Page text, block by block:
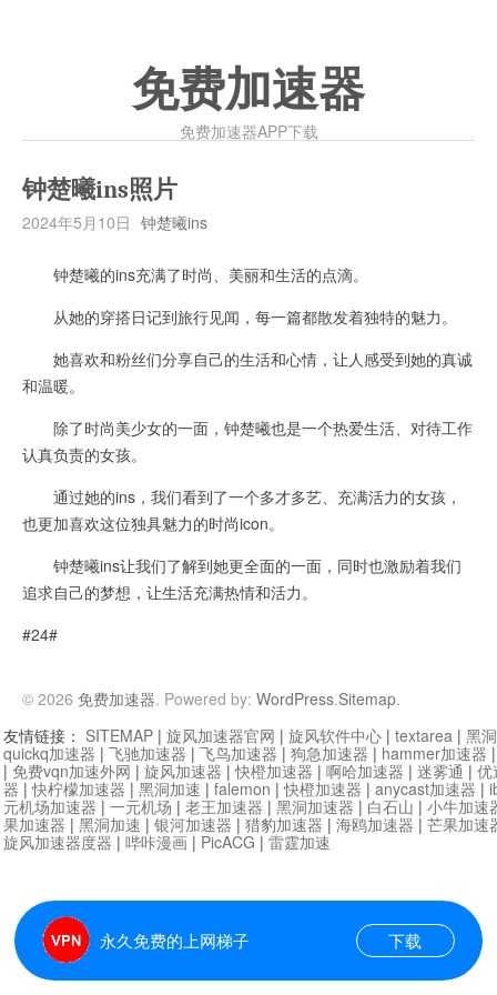
免费加速器
免费加速器APP下载
钟楚曦ins照片
2024年5月10日 钟楚曦ins
钟楚曦的ins充满了时尚、美丽和生活的点滴。
从她的穿搭日记到旅行见闻，每一篇都散发着独特的魅力。
她喜欢和粉丝们分享自己的生活和心情，让人感受到她的真诚
和温暖。
除了时尚美少女的一面，钟楚曦也是一个热爱生活、对待工作
认真负责的女孩。
通过她的ins，我们看到了一个多才多艺、充满活力的女孩，
也更加喜欢这位独具魅力的时尚icon。
钟楚曦ins让我们了解到她更全面的一面，同时也激励着我们
追求自己的梦想，让生活充满热情和活力。
#24#
© 2026 免费加速器. Powered by: WordPress.Sitemap.
永久免费的上网梯子 下载
友情链接： SITEMAP | 旋风加速器官网 | 旋风软件中心 | textarea | 黑
quickq加速器 | 飞驰加速器 | 飞鸟加速器 | 狗急加速器 | hammer加速器
| 免费vqn加速外网 | 旋风加速器 |快橙加速器 | 啊哈加速器 | 迷雾通 | 优
器 |快柠檬加速器 | 黑洞加速 | falemon |快橙加速器 | anycast加速器 |
元机场加速器 | 一元机场 | 老王加速器 | 黑洞加速器 | 白石山 | 小牛加速
果加速器 | 黑洞加速 | 银河加速器 | 猎豹加速器 | 海鸥加速器 | 芒果加速
旋风加速器度器 | 哔咔漫画 | PicACG | 雷霆加速